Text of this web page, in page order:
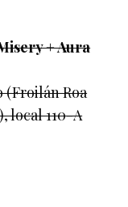
+ Aura
(Froilán Roa
local 110-A